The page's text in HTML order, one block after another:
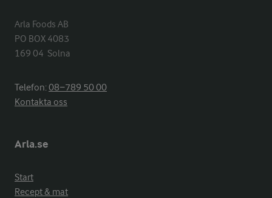
Arla Foods AB
PO BOX 4083
169 04  Solna
Telefon:08−789 50 00
Kontakta oss
Arla.se
Start
Recept & mat